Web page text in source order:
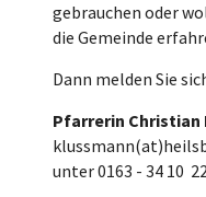
gebrauchen oder
die Gemeinde
Dann melden Sie
Pfarrerin Christian
unter 0163 - 34 10